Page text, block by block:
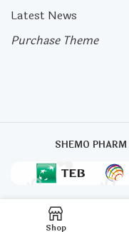
Latest News
Purchase Theme
SHEMO PHARM
Shop